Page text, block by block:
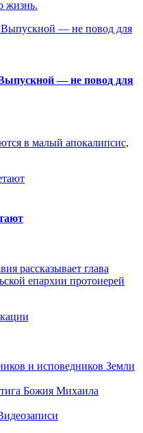
жизнь.
— не повод для
в малый апокалипсис,
рассказывает глава
епархии протоиерей